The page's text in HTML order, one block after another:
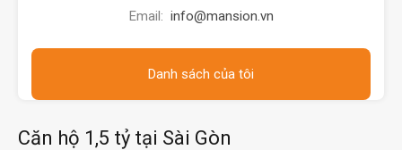
Email: info@mansion.vn
Danh sách của tôi
Căn hộ 1,5 tỷ tại Sài Gòn